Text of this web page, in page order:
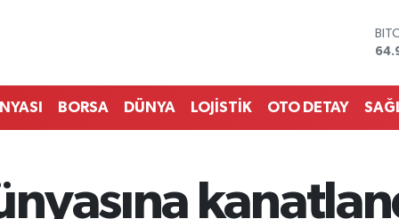
BORSA DÜNYA LOJİSTİK OTO DETAY